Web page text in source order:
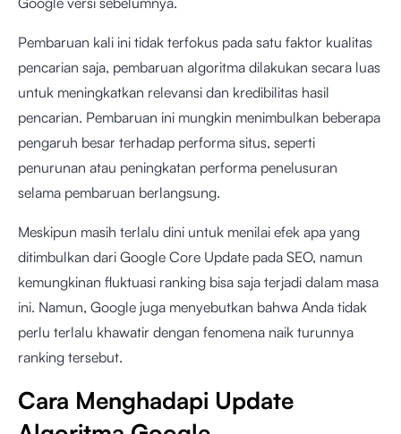
Pembaruan kali ini tidak terfokus pada satu faktor kualitas
pencarian saja, pembaruan algoritma dilakukan secara luas
untuk meningkatkan relevansi dan kredibilitas hasil
pencarian. Pembaruan ini mungkin menimbulkan beberapa
pengaruh besar terhadap performa situs, seperti
penurunan atau peningkatan performa penelusuran
selama pembaruan berlangsung.
Meskipun masih terlalu dini untuk menilai efek apa yang
ditimbulkan dari Google Core Update pada SEO, namun
kemungkinan fluktuasi ranking bisa saja terjadi dalam masa
ini. Namun, Google juga menyebutkan bahwa Anda tidak
perlu terlalu khawatir dengan fenomena naik turunnya
ranking tersebut.
Cara Menghadapi Update